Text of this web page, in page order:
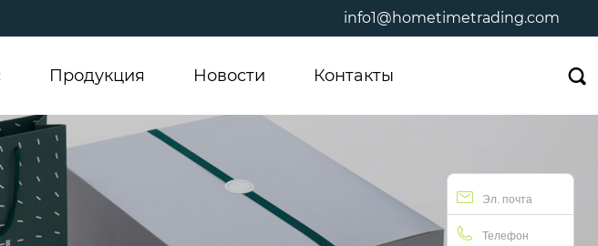
info1@hometimetrading.com
Продукция Новости Контакты 
Эл. почта
Телефон